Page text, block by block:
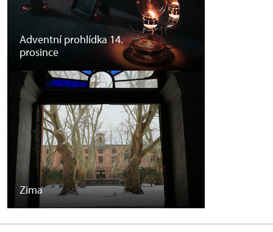
Adventní prohlídka 14.
prosince
Zima